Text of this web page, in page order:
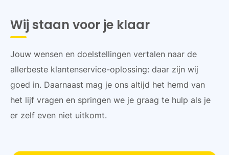
Wij staan voor je klaar
Jouw wensen en doelstellingen vertalen naar de
allerbeste klantenservice-oplossing: daar zijn wij
goed in. Daarnaast mag je ons altijd het hemd van
het lijf vragen en springen we je graag te hulp als je
er zelf even niet uitkomt.